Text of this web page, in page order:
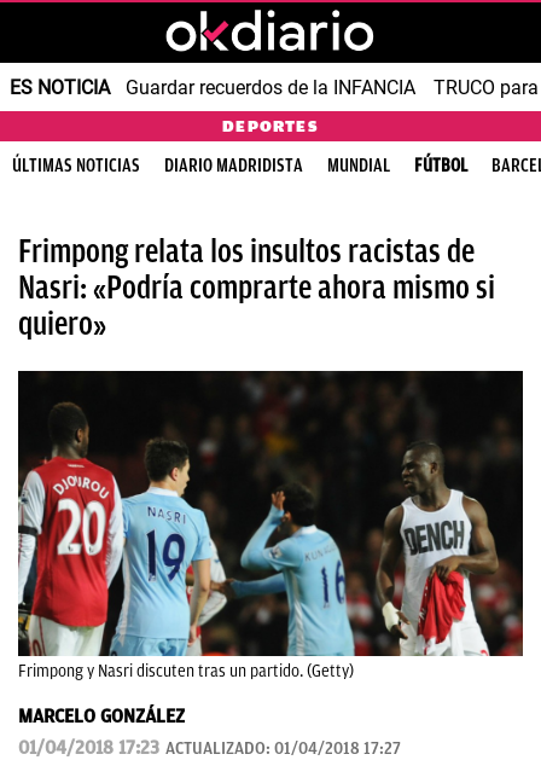
ES NOTICIA Guardar recuerdos de la INFANCIA TRUCO
DEPORTES
ÚLTIMAS NOTICIAS DIARIO MADRIDISTA MUNDIAL FÚTBOL
Frimpong relata los insultos racistas de
Nasri: «Podría comprarte ahora mismo si
quiero»
Frimpong y Nasri discuten tras un partido. (Getty)
MARCELO GONZÁLEZ
01/04/2018 17:23 ACTUALIZADO: 01/04/2018 17:27